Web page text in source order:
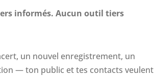
informés. Aucun outil tiers
un nouvel enregistrement, un
— ton public et tes contacts veulent